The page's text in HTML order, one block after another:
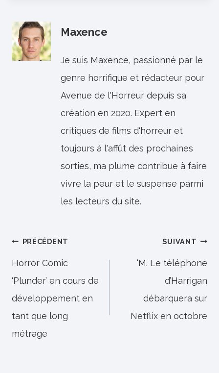
Maxence
Je suis Maxence, passionné par le
genre horrifique et rédacteur pour
Avenue de l'Horreur depuis sa
création en 2020. Expert en
critiques de films d'horreur et
toujours à l'affût des prochaines
sorties, ma plume contribue à faire
vivre la peur et le suspense parmi
les lecteurs du site.
Navigation
de
l’article
PRÉCÉDENT
Horror Comic
‘Plunder’ en cours de
développement en
tant que long
métrage
SUIVANT
‘M. Le téléphone
d’Harrigan
débarquera sur
Netflix en octobre